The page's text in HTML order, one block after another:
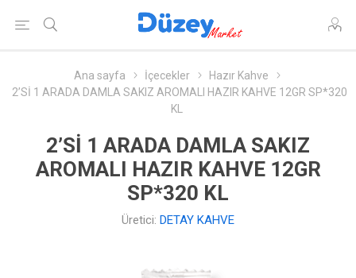
Ana sayfa İçecekler
Hazır Kahve
2’Sİ 1 ARADA DAMLA SAKIZ AROMALI HAZIR KAHVE 12GR SP*320
KL
2’Sİ 1 ARADA DAMLA SAKIZ
AROMALI HAZIR KAHVE 12GR
SP*320 KL
Üretici: DETAY KAHVE